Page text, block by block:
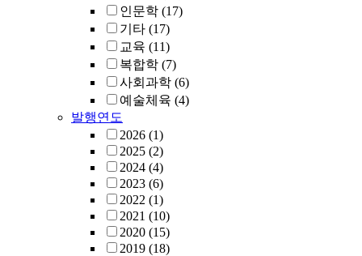
인문학 (17)
기타 (17)
교육 (11)
복합학 (7)
사회과학 (6)
예술체육 (4)
발행연도
2026 (1)
2025 (2)
2024 (4)
2023 (6)
2022 (1)
2021 (10)
2020 (15)
2019 (18)